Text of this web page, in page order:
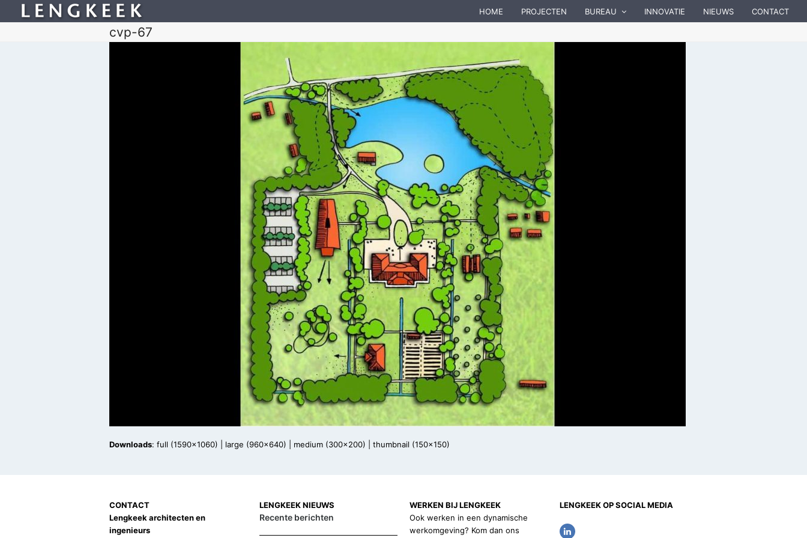
HOME PROJECTEN BUREAU INNOVATIE NIEUWS CONTACT
cvp-67
Downloads: full (1590x1060) large (960x640) medium (300x200) thumbnail (150x150)
CONTACT
Lengkeek architecten en
ingenieurs
LENGKEEK NIEUWS
Recente berichten
WERKEN BIJ LENGKEEK
Ook werken in een dynamische
werkomgeving? Kom dan ons
LENGKEEK OP SOCIAL MEDIA
L